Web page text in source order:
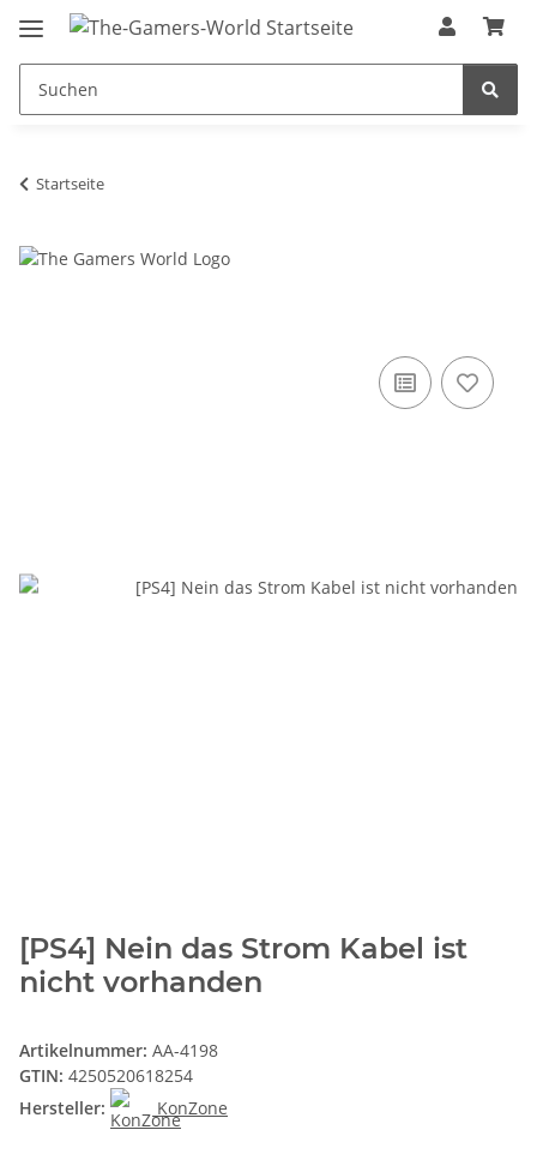
Startseite
[PS4] Nein das Strom Kabel ist
nicht vorhanden
Artikelnummer: AA-4198
GTIN: 4250520618254
Hersteller:
KonZone